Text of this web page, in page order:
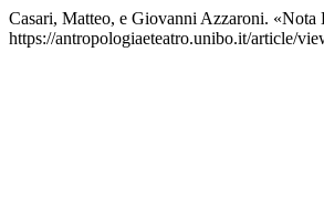
Casari, Matteo, e Giovanni Azzaroni. «Nota
https://antropologiaeteatro.unibo.it/article/